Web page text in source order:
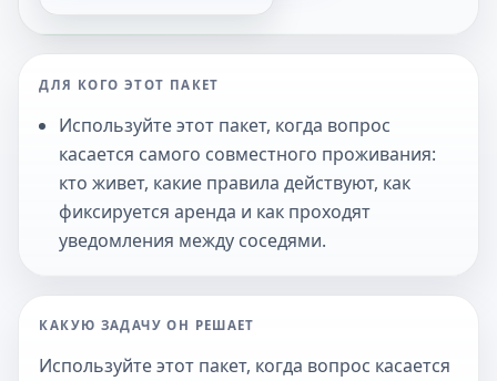
ДЛЯ КОГО ЭТОТ ПАКЕТ
Используйте этот пакет, когда вопрос
касается самого совместного проживания:
кто живет, какие правила действуют, как
фиксируется аренда и как проходят
уведомления между соседями.
КАКУЮ ЗАДАЧУ ОН РЕШАЕТ
Используйте этот пакет, когда вопрос касается